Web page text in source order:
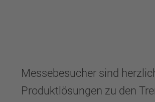
Messebesucher sind
Produktlösungen zu den